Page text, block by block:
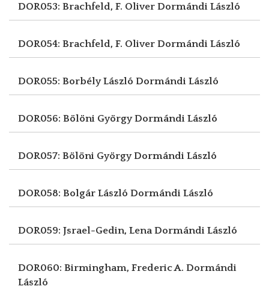
DOR053: Brachfeld, F. Oliver Dormándi László
DOR054: Brachfeld, F. Oliver Dormándi László
DOR055: Borbély László Dormándi László
DOR056: Bölöni GyörgyDormándi László
DOR057: Bölöni GyörgyDormándi László
DOR058: Bolgár László Dormándi László
DOR059: Jsrael-Gedin, LenaDormándi László
DOR060: Birmingham, Frederic A. Dormándi
László